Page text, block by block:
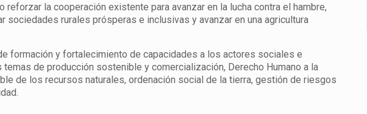
reforzar la cooperación existente para avanzar en la lucha contra el hambre,
rurales prósperas e inclusivas y avanzar en una agricultura
formación y fortalecimiento de capacidades a los actores sociales e
de producción sostenible y comercialización, Derecho Humano a la
de los recursos naturales, ordenación social de la tierra, gestión de riesgos